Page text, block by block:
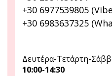
+30 6977539805
+30 6983637325
Δευτέρα-Τετάρτη-
10:00-14:30